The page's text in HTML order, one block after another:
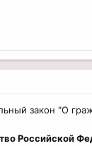
закон "О
Российской